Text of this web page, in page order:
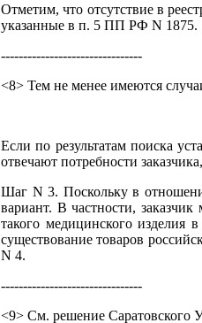
Отметим, что отсутствие в
указанные в п. 5 ПП РФ N 1875.
--------------------------------
<8> Тем не менее имеются
Если по результатам поиска
отвечают потребности
Шаг N 3. Поскольку в
вариант. В частности,
такого медицинского изделия
существование товаров
N 4.
--------------------------------
<9> См. решение Саратовского